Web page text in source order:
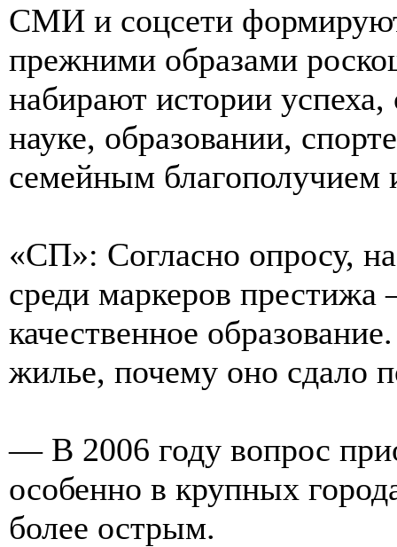
СМИ и соцсети
прежними образами
набирают истории
науке, образовании,
семейным благополучием
«СП»: Согласно опросу,
среди маркеров
качественное
жилье, почему оно сдало
— В 2006 году вопрос
особенно в крупных
более острым.